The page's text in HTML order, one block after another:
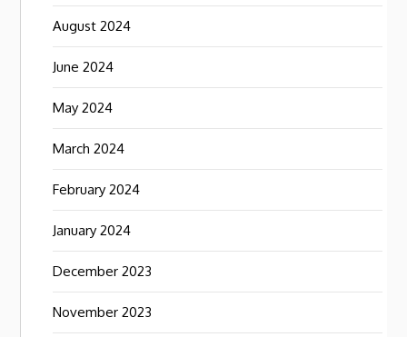
August 2024
June 2024
May 2024
March 2024
February 2024
January 2024
December 2023
November 2023